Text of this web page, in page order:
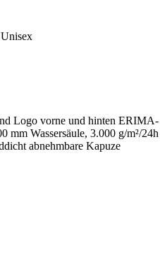
Logo vorne und hinten ERIMA-
mm Wassersäule, 3.000 g/m²/24h
abnehmbare Kapuze